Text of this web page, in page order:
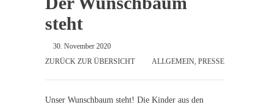
steht
30. November 2020
ZURÜCK ZUR ÜBERSICHT
ALLGEMEIN, PRESSE
Unser Wunschbaum steht! Die Kinder aus den